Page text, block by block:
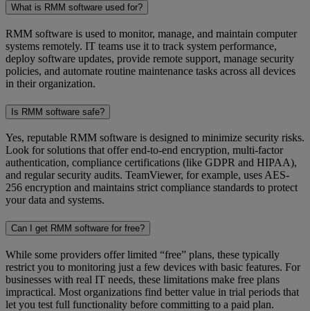
What is RMM software used for?
RMM software is used to monitor, manage, and maintain computer
systems remotely. IT teams use it to track system performance,
deploy software updates, provide remote support, manage security
policies, and automate routine maintenance tasks across all devices
in their organization.
Is RMM software safe?
Yes, reputable RMM software is designed to minimize security risks.
Look for solutions that offer end-to-end encryption, multi-factor
authentication, compliance certifications (like GDPR and HIPAA),
and regular security audits. TeamViewer, for example, uses AES-
256 encryption and maintains strict compliance standards to protect
your data and systems.
Can I get RMM software for free?
While some providers offer limited “free” plans, these typically
restrict you to monitoring just a few devices with basic features. For
businesses with real IT needs, these limitations make free plans
impractical. Most organizations find better value in trial periods that
let you test full functionality before committing to a paid plan.